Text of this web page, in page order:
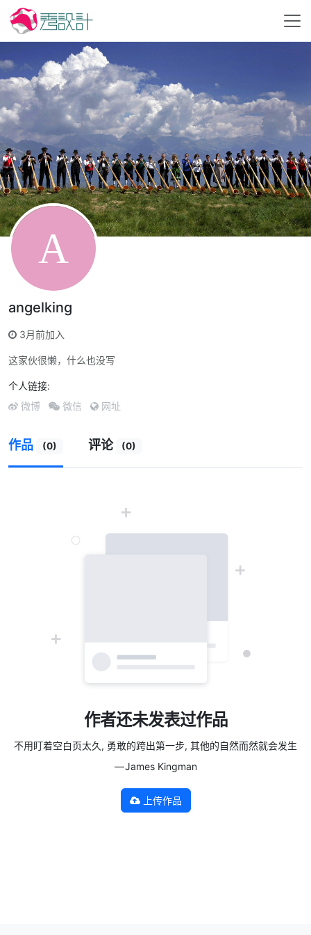
angelking
3月前加入
这家伙很懒，什么也没写
个人链接:
微博 微信 网址
作品 (0) 评论 (0)
作者还未发表过作品
不用盯着空白页太久, 勇敢的跨出第一步, 其他的自然而然就会发生
— James Kingman
上传作品